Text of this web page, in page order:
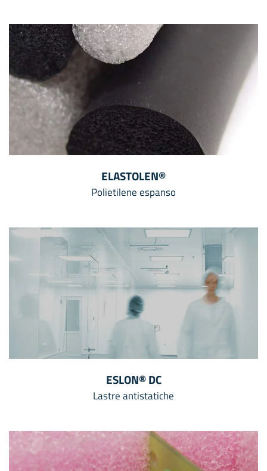
ELASTOLEN®
Polietilene espanso
ESLON® DC
Lastre antistatiche